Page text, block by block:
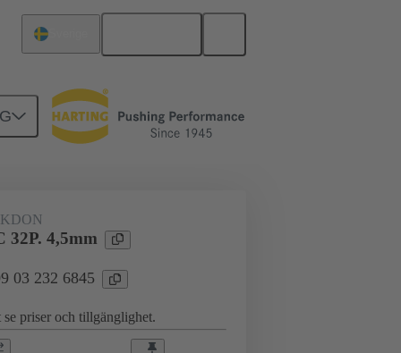
till dotterkort 09 03 232 6845
32P. 4,5mm
03 232 6845
priser och tillgänglighet.